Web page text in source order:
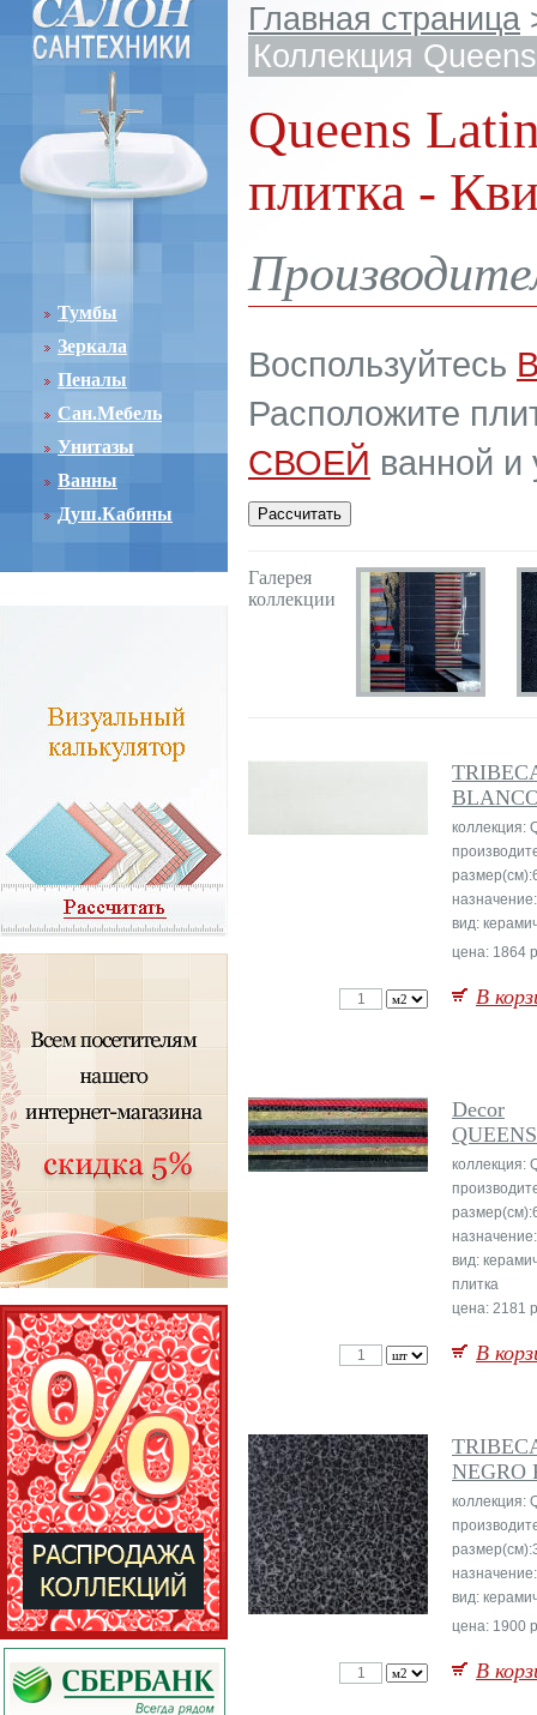
Тумбы
Зеркала
Пеналы
Сан.Мебель
Унитазы
Ванны
Душ.Кабины
Главная страница
Коллекция Queens
Queens
плитка -
Воспользуйтесь
Расположите
СВОЕЙ ванной и
Галерея
коллекции
коллекция:
вид:
цена: 1864
В
Decor
QUEENS
коллекция:
вид:
плитка
цена: 2181
В
NEGRO
коллекция:
вид:
цена: 1900
В